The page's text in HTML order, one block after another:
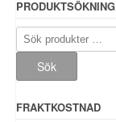
PRODUKTSÖKNING
Sök
efter:
Sök
FRAKTKOSTNAD